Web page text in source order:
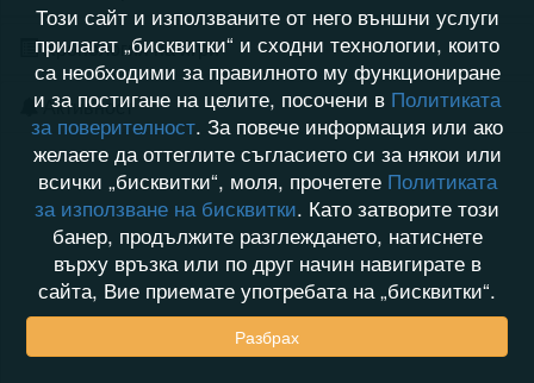
Хронология на игри
Активност
Този сайт и използваните от него външни услуги
прилагат „бисквитки“ и сходни технологии, които
са необходими за правилното му функциониране
и за постигане на целите, посочени в Политиката
за поверителност. За повече информация или ако
желаете да оттеглите съгласието си за някои или
всички „бисквитки“, моля, прочетете Политиката
за използване на бисквитки. Като затворите този
банер, продължите разглеждането, натиснете
върху връзка или по друг начин навигирате в
сайта, Вие приемате употребата на „бисквитки“.
Разбрах